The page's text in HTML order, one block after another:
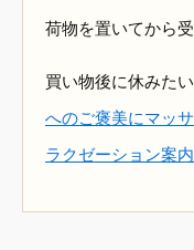
荷物を置いてから
買い物後に休みた
へのご褒美にマッ
ラクゼーション案内